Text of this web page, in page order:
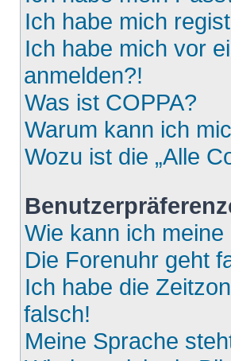
Ich habe mich
Ich habe mich vor
anmelden?!
Was ist COPPA?
Warum kann ich
Wozu ist die „Alle
Wie kann ich
Die Forenuhr geht
Ich habe die
falsch!
Meine Sprache